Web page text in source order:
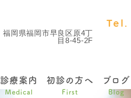
福岡県福岡市早良区原4丁
目8-45-2F
Tel.
診療案内
Medical
初診の方へ
First
ブログ
Blog